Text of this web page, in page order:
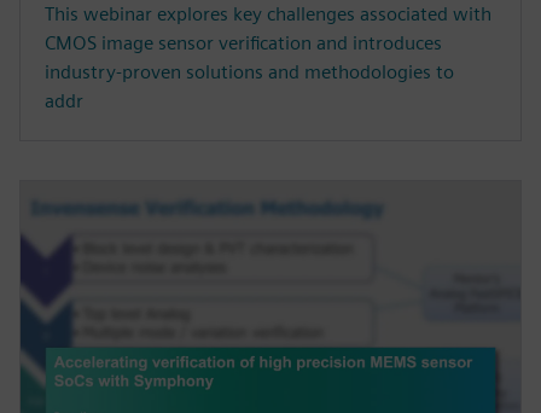
This webinar explores key challenges associated with
CMOS image sensor verification and introduces
industry-proven solutions and methodologies to
addr